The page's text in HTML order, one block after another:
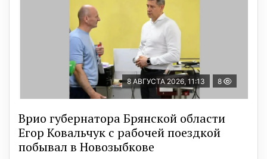
8 АВГУСТА 2026, 11:13 8
Врио губернатора Брянской области
Егор Ковальчук с рабочей поездкой
побывал в Новозыбкове